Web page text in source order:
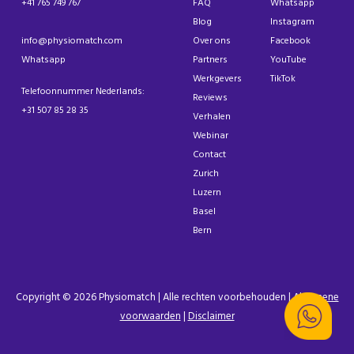
+41 765 749 767
info@physiomatch.com
Whatsapp
Telefoonnummer Nederlands:
+31 507 85 28 35
FAQ
Blog
Over ons
Partners
Werkgevers
Reviews
Verhalen
Webinar
Contact
Zurich
Luzern
Basel
Bern
Whatsapp
Instagram
Facebook
YouTube
TikTok
Copyright © 2026 Physiomatch | Alle rechten voorbehouden |Algemene
voorwaarden Disclaimer